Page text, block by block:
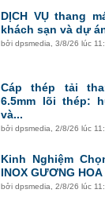
DỊCH VỤ thang
khách sạn và dự
bởidpsmedia,3/8/26 lúc
Cáp thép tải
6.5mm lõi thép:
và...
bởidpsmedia,2/8/26 lúc
Kinh Nghiệm
INOX GƯƠNG
bởidpsmedia,2/8/26 lúc